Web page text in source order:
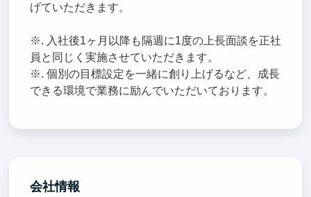
げていただきます。
※. 入社後1ヶ月以降も隔週に1度の上長面談を正社
員と同じく実施させていただきます。
※. 個別の目標設定を一緒に創り上げるなど、成長
できる環境で業務に励んでいただいております。
会社情報